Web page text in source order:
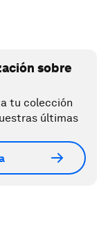
sobre
tu colección
últimas